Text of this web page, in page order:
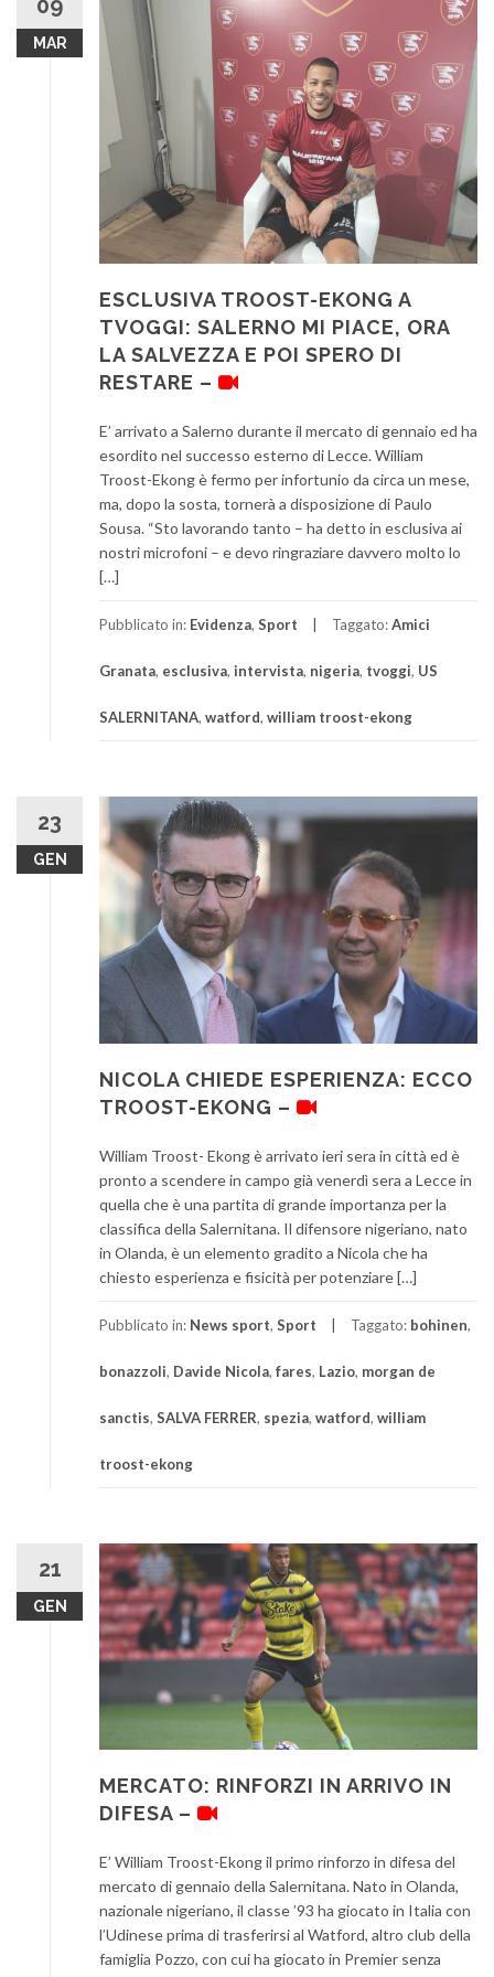
MAR
ESCLUSIVA TROOST-EKONG A
TVOGGI: SALERNO MI PIACE, ORA
LA SALVEZZA E POI SPERO DI
RESTARE –
E’ arrivato a Salerno durante il mercato di gennaio ed ha
esordito nel successo esterno di Lecce. William
Troost-Ekong è fermo per infortunio da circa un mese,
ma, dopo la sosta, tornerà a disposizione di Paulo
Sousa. “Sto lavorando tanto – ha detto in esclusiva ai
nostri microfoni – e devo ringraziare davvero molto lo
[…]
Pubblicato in: Evidenza, Sport Taggato:Amici
Granata, esclusiva, intervista, nigeria, tvoggi, US
SALERNITANA, watford, william troost-ekong
23
GEN
NICOLA CHIEDE ESPERIENZA: ECCO
TROOST-EKONG –
William Troost- Ekong è arrivato ieri sera in città ed è
pronto a scendere in campo già venerdì sera a Lecce in
quella che è una partita di grande importanza per la
classifica della Salernitana. Il difensore nigeriano, nato
in Olanda, è un elemento gradito a Nicola che ha
chiesto esperienza e fisicità per potenziare […]
Pubblicato in: News sport, Sport Taggato: bohinen,
bonazzoli, Davide Nicola, fares, Lazio, morgan de
sanctis, SALVA FERRER, spezia, watford, william
troost-ekong
21
GEN
MERCATO: RINFORZI IN ARRIVO IN
DIFESA –
E’ William Troost-Ekong il primo rinforzo in difesa del
mercato di gennaio della Salernitana. Nato in Olanda,
nazionale nigeriano, il classe ’93 ha giocato in Italia con
l’Udinese prima di trasferirsi al Watford, altro club della
famiglia Pozzo, con cui ha giocato in Premier senza